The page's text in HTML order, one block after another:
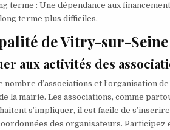
terme : Une dépendance aux
terme plus difficiles.
de Vitry-sur-Seine
aux activités des
nombre d’associations et
la mairie. Les associations, comme
s’impliquer, il est facile de
des organisateurs. Participez